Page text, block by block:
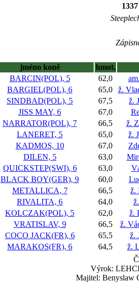
jméno koně
hmot.
BARCIN(POL), 5 62,0
BARGIEL(POL), 6 65,0
ž.
SINDBAD(POL), 5 67,5
ž.
JISS MAY, 6 67,0
NARRATOR(POL), 7 66,5
ž.
LANERET, 5 65,0
ž.
KADMOS, 10 67,0
DILEN, 5 63,0
QUICKSTEP(SWI), 6 63,0
BLACK BOY(GER), 9 60,0
METALLICA, 7 66,5
ž.
RIVALITA, 6 64,0
KOLCZAK(POL), 5 62,0
ž.
VRATISLAV, 9 66,5
ž.
COCO JACK(FR), 6 65,5
ž.
MARAKOS(FR), 6 64,5
ž.
Výrok:
Majitel: Benyslaw